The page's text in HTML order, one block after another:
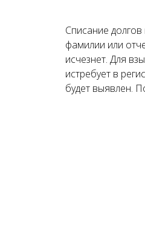
Списание
фамилии или
исчезнет. Для
истребует в
будет выявлен.